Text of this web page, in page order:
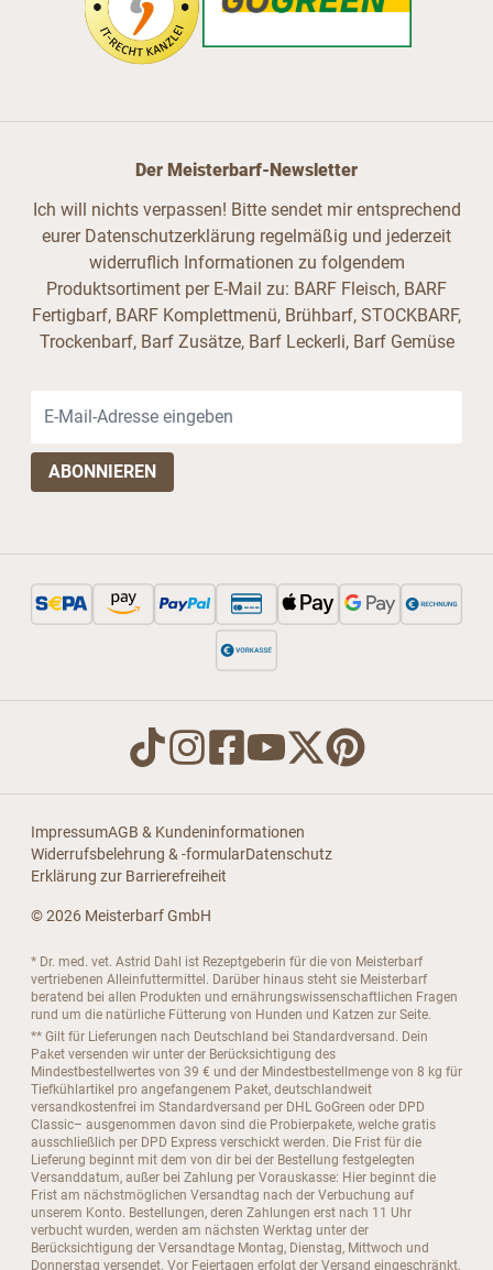
Der Meisterbarf-Newsletter
Ich will nichts verpassen! Bitte sendet mir entsprechend
eurer Datenschutzerklärung regelmäßig und jederzeit
widerruflich Informationen zu folgendem
Produktsortiment per E-Mail zu: BARF Fleisch, BARF
Fertigbarf, BARF Komplettmenü, Brühbarf, STOCKBARF,
Trockenbarf, Barf Zusätze, Barf Leckerli, Barf Gemüse
ImpressumAGB & Kundeninformationen
Widerrufsbelehrung & -formularDatenschutz
Erklärung zur Barrierefreiheit
© 2026 Meisterbarf GmbH
* Dr. med. vet. Astrid Dahl ist Rezeptgeberin für die von Meisterbarf
vertriebenen Alleinfuttermittel. Darüber hinaus steht sie Meisterbarf
beratend bei allen Produkten und ernährungswissenschaftlichen Fragen
rund um die natürliche Fütterung von Hunden und Katzen zur Seite.
** Gilt für Lieferungen nach Deutschland bei Standardversand. Dein
Paket versenden wir unter der Berücksichtigung des
Mindestbestellwertes von 39 € und der Mindestbestellmenge von 8 kg für
Tiefkühlartikel pro angefangenem Paket, deutschlandweit
versandkostenfrei im Standardversand per DHL GoGreen oder DPD
Classic– ausgenommen davon sind die Probierpakete, welche gratis
ausschließlich per DPD Express verschickt werden. Die Frist für die
Lieferung beginnt mit dem von dir bei der Bestellung festgelegten
Versanddatum, außer bei Zahlung per Vorauskasse: Hier beginnt die
Frist am nächstmöglichen Versandtag nach der Verbuchung auf
unserem Konto. Bestellungen, deren Zahlungen erst nach 11 Uhr
verbucht wurden, werden am nächsten Werktag unter der
Berücksichtigung der Versandtage Montag, Dienstag, Mittwoch und
Donnerstag versendet. Vor Feiertagen erfolgt der Versand eingeschränkt,